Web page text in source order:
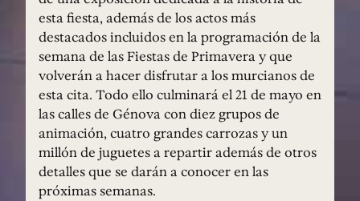
esta fiesta, además de los actos más
destacados incluidos en la programación de la
semana de las Fiestas de Primavera y que
volverán a hacer disfrutar a los murcianos de
esta cita. Todo ello culminará el 21 de mayo en
las calles de Génova con diez grupos de
animación, cuatro grandes carrozas y un
millón de juguetes a repartir además de otros
detalles que se darán a conocer en las
próximas semanas.